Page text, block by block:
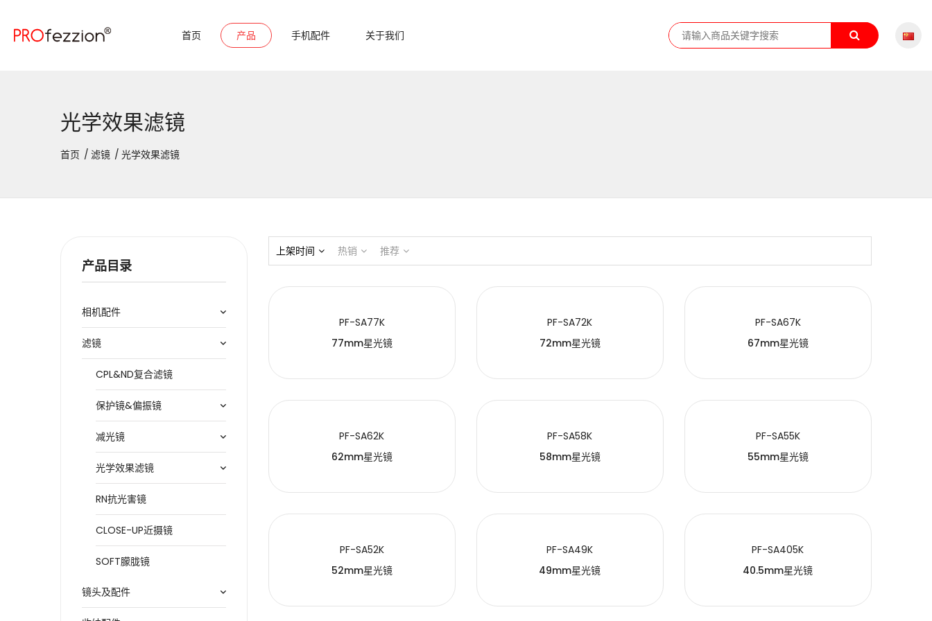
首页 产品 手机配件 关于我们
光学效果滤镜
首页 滤镜 光学效果滤镜
产品目录
相机配件
滤镜
CPL&ND复合滤镜
保护镜&偏振镜
减光镜
光学效果滤镜
RN抗光害镜
CLOSE-UP近摄镜
SOFT朦胧镜
镜头及配件
上架时间 热销 推荐
PF-SA77K
77mm星光镜
PF-SA72K
72mm星光镜
PF-SA67K
67mm星光镜
PF-SA62K
62mm星光镜
PF-SA58K
58mm星光镜
PF-SA55K
55mm星光镜
PF-SA52K
52mm星光镜
PF-SA49K
49mm星光镜
PF-SA405K
40.5mm星光镜